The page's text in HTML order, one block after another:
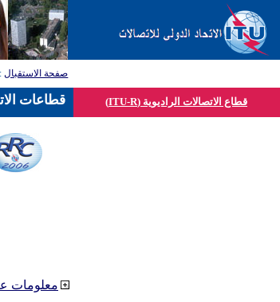
صفحة الاستقبال:
قطاع الاتصالات الراديوية (ITU-R)
معلومات
قطاعات